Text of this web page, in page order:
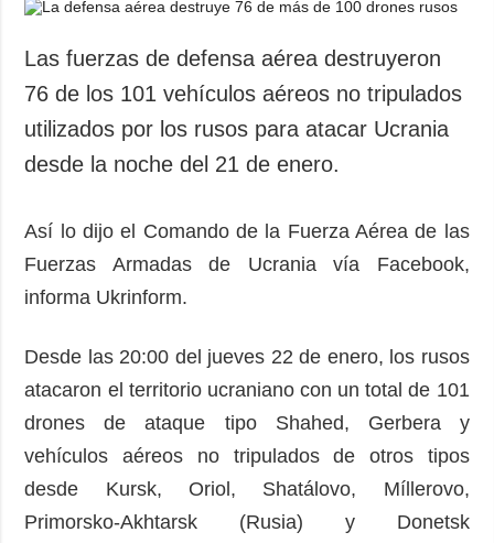
Las fuerzas de defensa aérea destruyeron
76 de los 101 vehículos aéreos no tripulados
utilizados por los rusos para atacar Ucrania
desde la noche del 21 de enero.
Así lo dijo el Comando de la Fuerza Aérea de las
Fuerzas Armadas de Ucrania vía Facebook,
informa Ukrinform.
Desde las 20:00 del jueves 22 de enero, los rusos
atacaron el territorio ucraniano con un total de 101
drones de ataque tipo Shahed, Gerbera y
vehículos aéreos no tripulados de otros tipos
desde Kursk, Oriol, Shatálovo, Míllerovo,
Primorsko-Akhtarsk (Rusia) y Donetsk